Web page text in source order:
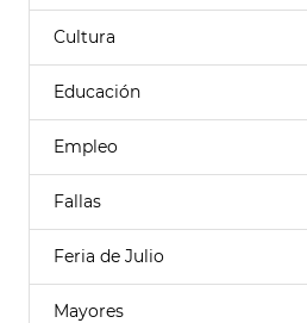
Cultura
Educación
Empleo
Fallas
Feria de Julio
Mayores